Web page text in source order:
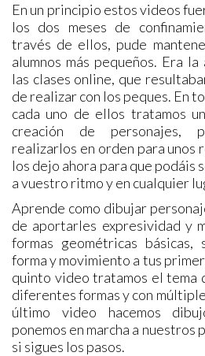
En un principio estos videos
los dos meses de
través de ellos, pude
alumnos más pequeños. Era
las clases online, que
de realizar con los peques. En
cada uno de ellos tratamos
creación de personajes,
realizarlos en orden para unos
los dejo ahora para que podáis
a vuestro ritmo y en cualquier
Aprende como dibujar
de aportarles expresividad y
formas geométricas básicas,
forma y movimiento a tus
quinto video tratamos el tema
diferentes formas y con
último video hacemos
ponemos en marcha a nuestros
si sigues los pasos.